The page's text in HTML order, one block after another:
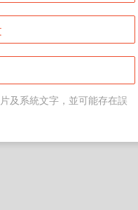
及系統文字，並可能存在誤